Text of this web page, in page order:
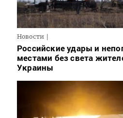
Новости
Российские удары и
местами без света
Украины